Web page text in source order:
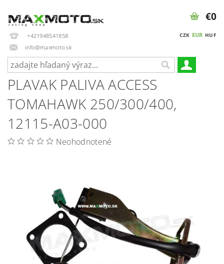
+421948541858
info@maxmoto.sk
CZK EUR HUF
€0
PLAVAK PALIVA ACCESS
TOMAHAWK 250/300/400,
12115-A03-000
Neohodnotené